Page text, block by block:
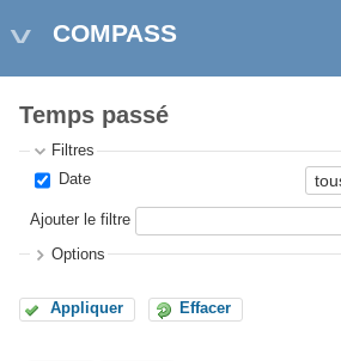
COMPASS
Temps passé
Filtres
Date
Ajouter le filtre
Options
Appliquer Effacer